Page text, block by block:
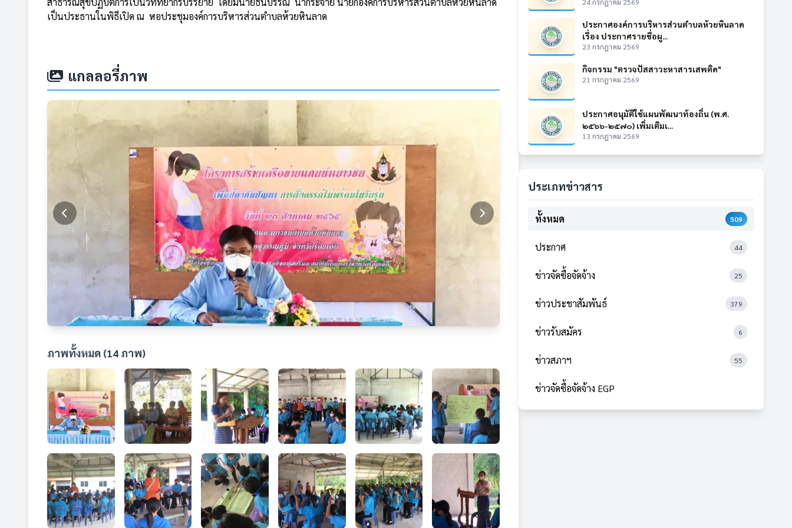
เป็นประธานในพิธีเปิด ณ หอประชุมองค์การบริหารส่วนตำบลห้วยหินลาด
แกลลอรี่ภาพ
ภาพทั้งหมด (14 ภาพ)
ประกาศองค์การบริหารส่วนตำบลห้วยหินลาด
เรื่อง ประกาศรายชื่อผู...
23 กรกฎาคม 2569
กิจกรรม "ตรวจปัสสาวะหาสารเสพติด"
21 กรกฎาคม 2569
ประกาศอนุมัติใช้แผนพัฒนาท้องถิ่น (พ.ศ.
๒๕๖๖-๒๕๗๐) เพิ่มเติมเ...
13 กรกฎาคม 2569
ประเภทข่าวสาร
ทั้งหมด 509
ประกาศ 44
ข่าวจัดซื้อจัดจ้าง 25
ข่าวประชาสัมพันธ์ 379
ข่าวรับสมัคร 6
ข่าวสภาฯ 55
ข่าวจัดซื้อจัดจ้าง EGP